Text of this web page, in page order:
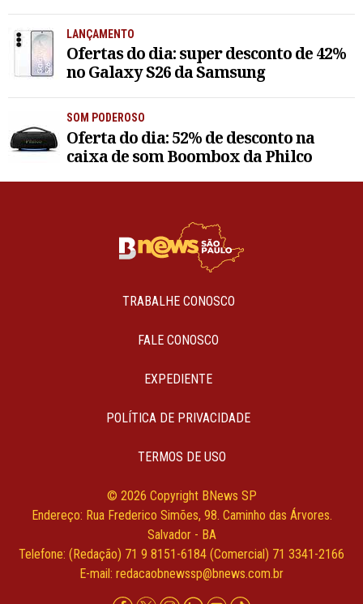
LANÇAMENTO
Ofertas do dia: super desconto de 42%
no Galaxy S26 da Samsung
SOM PODEROSO
Oferta do dia: 52% de desconto na
caixa de som Boombox da Philco
TRABALHE CONOSCO
FALE CONOSCO
EXPEDIENTE
POLÍTICA DE PRIVACIDADE
TERMOS DE USO
© 2026 Copyright BNews SP
Endereço: Rua Frederico Simões, 98. Caminho das Árvores.
Salvador - BA
Telefone: (Redação) 71 9 8151-6184 (Comercial) 71 3341-2166
E-mail: redacaobnewssp@bnews.com.br